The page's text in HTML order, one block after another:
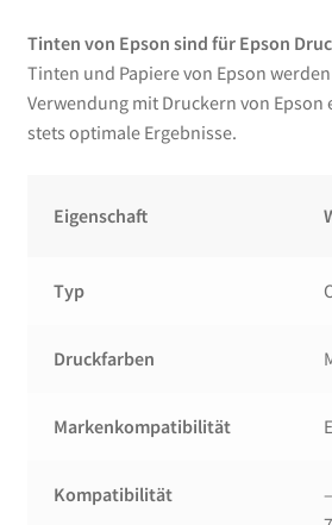
Tinten von Epson sind für Epson
Tinten und Papiere von Epson
Verwendung mit Druckern von
stets optimale Ergebnisse.
Eigenschaft
Typ
Druckfarben
Markenkompatibilität
Kompatibilität